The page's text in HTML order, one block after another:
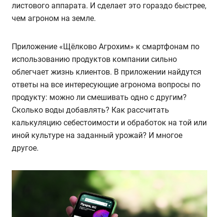
листового аппарата. И сделает это гораздо быстрее,
чем агроном на земле.
Приложение «Щёлково Агрохим» к смартфонам по
использованию продуктов компании сильно
облегчает жизнь клиентов. В приложении найдутся
ответы на все интересующие агронома вопросы по
продукту: можно ли смешивать одно с другим?
Сколько воды добавлять? Как рассчитать
калькуляцию себестоимости и обработок на той или
иной культуре на заданный урожай? И многое
другое.